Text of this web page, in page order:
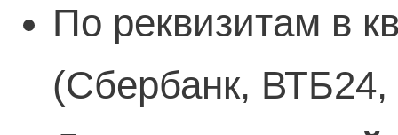
По реквизитам в
(Сбербанк,